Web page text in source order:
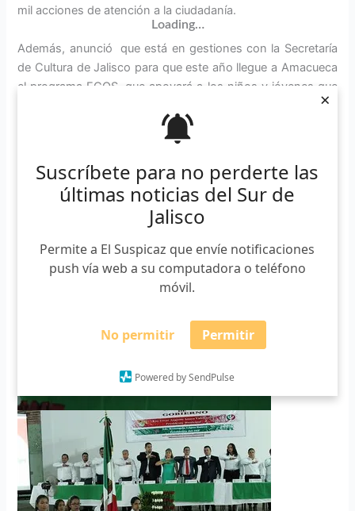
Suscríbete para no perderte las
últimas noticias del Sur de
Jalisco
Permite a El Suspicaz que envíe notificaciones
push vía web a su computadora o teléfono
móvil.
No permitir Permitir
Powered by SendPulse
×
Loading…
mil acciones de atención a la ciudadanía.
Además, anunció que está en gestiones con la Secretaría
de Cultura de Jalisco para que este año llegue a Amacueca
el programa ECOS, que apoyará a los niños y jóvenes que
—-Publicidad—–